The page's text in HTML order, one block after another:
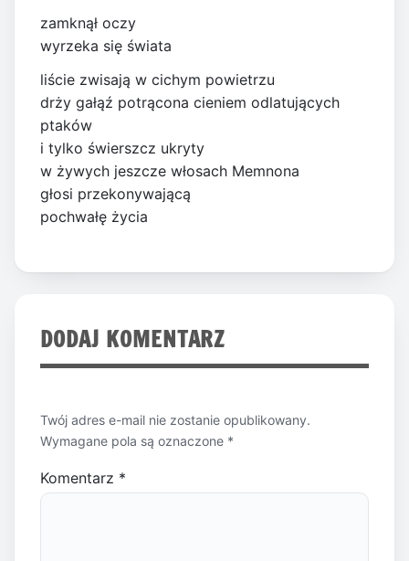
zamknął oczy
wyrzeka się świata
liście zwisają w cichym powietrzu
drży gałąź potrącona cieniem odlatujących
ptaków
i tylko świerszcz ukryty
w żywych jeszcze włosach Memnona
głosi przekonywającą
pochwałę życia
DODAJ KOMENTARZ
Twój adres e-mail nie zostanie opublikowany.
Wymagane pola są oznaczone *
Komentarz *